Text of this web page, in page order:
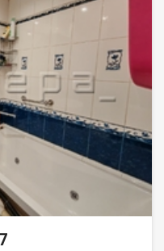
маршрутами. В
– всего пару минут на
парковочная зона –
Инфраструктура: На
выдачи, а в соседнем
находится
детских садов и Лицей №
Идеальный вариант:
так и для сдачи в
как стоимость